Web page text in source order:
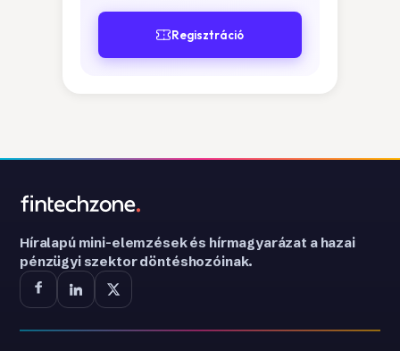
Regisztráció
Híralapú mini-elemzések és hírmagyarázat a hazai
pénzügyi szektor döntéshozóinak.